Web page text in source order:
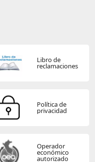
Libro de
reclamaciones
Política de
privacidad
Operador
económico
autorizado